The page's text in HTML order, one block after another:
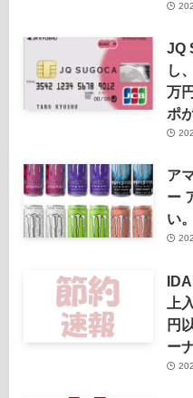
JQ
し
万
ポ
ア
ー
い。
上
円
ー